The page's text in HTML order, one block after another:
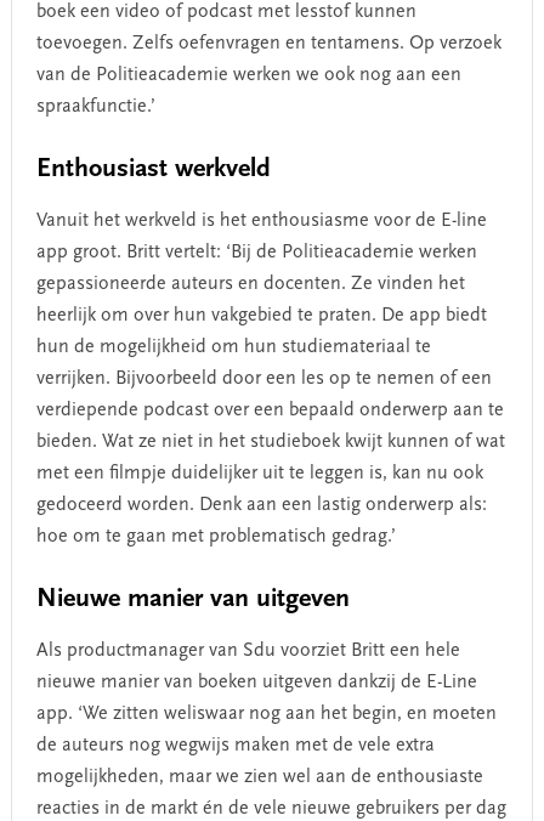
boek een video of podcast met lesstof kunnen
toevoegen. Zelfs oefenvragen en tentamens. Op verzoek
van de Politieacademie werken we ook nog aan een
spraakfunctie.’
Enthousiast werkveld
Vanuit het werkveld is het enthousiasme voor de E-line
app groot. Britt vertelt: ‘Bij de Politieacademie werken
gepassioneerde auteurs en docenten. Ze vinden het
heerlijk om over hun vakgebied te praten. De app biedt
hun de mogelijkheid om hun studiemateriaal te
verrijken. Bijvoorbeeld door een les op te nemen of een
verdiepende podcast over een bepaald onderwerp aan te
bieden. Wat ze niet in het studieboek kwijt kunnen of wat
met een filmpje duidelijker uit te leggen is, kan nu ook
gedoceerd worden. Denk aan een lastig onderwerp als:
hoe om te gaan met problematisch gedrag.’
Nieuwe manier van uitgeven
Als productmanager van Sdu voorziet Britt een hele
nieuwe manier van boeken uitgeven dankzij de E-Line
app. ‘We zitten weliswaar nog aan het begin, en moeten
de auteurs nog wegwijs maken met de vele extra
mogelijkheden, maar we zien wel aan de enthousiaste
reacties in de markt én de vele nieuwe gebruikers per dag